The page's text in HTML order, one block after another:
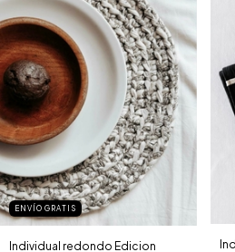
ENVÍO GRATIS
Individual redondo Edicion